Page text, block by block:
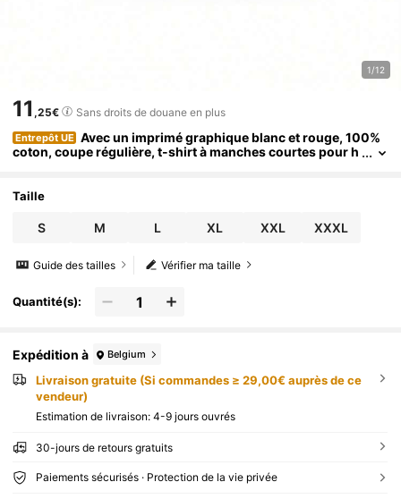
1/12
11 ,25€ Sans droits de douane en plus
Entrepôt UE Avec un imprimé graphique blanc et rouge, 100%
coton, coupe régulière, t-shirt à manches courtes pour h
s saisons, GRANDES TAILLES
Taille
S M L XL XXL XXXL
Vérifier ma taille
Guide des tailles
Quantité(s):
Expédition à Belgium
Livraison gratuite (Si commandes ≥ 29,00€ auprès de ce
vendeur)
Estimation de livraison: 4-9 jours ouvrés
30-jours de retours gratuits
Paiements sécurisés · Protection de la vie privée